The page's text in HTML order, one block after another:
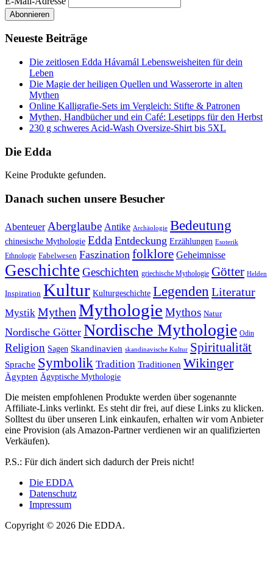
Neueste Beiträge
Die zeitlosen Edda Hávamál Lebensweisheiten für dein
Leben
Die Magie der heiligen Quellen und Wasserorte in alten
Mythen
Online Kalligrafie‑Sets im Vergleich: Stifte & Patronen
Mythen, Handbücher und ein Café: Lesetipps für den Herbst
230 g schweres Acid-Wash Oversize-Shirt bis 5XL
Die Edda
Keine Produkte gefunden.
Danach suchen unsere Besucher
Abenteuer Aberglaube Antike Archäologie Bedeutung
chinesische Mythologie Edda Entdeckung Erzählungen Esoterik
Ethnologie Fabelwesen Faszination folklore Geheimnisse
Geschichte Geschichten griechische Mythologie Götter Helden
Inspiration Kultur Kulturgeschichte Legenden Literatur
Mystik Mythen Mythologie Mythos Natur
Nordische Götter Nordische Mythologie Odin
Religion Sagen Skandinavien skandinavische Kultur Spiritualität
Sprache Symbolik Tradition Traditionen Wikinger
Ägypten Ägyptische Mythologie
Die meisten empfohlenen Produkte werden über sogenannte
Affiliate-Links verlinkt. Es steht dir frei, auf diese Links zu klicken.
Solltest du über unseren Link einkaufen, erhalten wir vom Anbieter
eine Provision (als Amazon-Partner verdienen wir an qualifizierten
Verkäufen).
P.S.: Für dich ändert sich dadurch der Preis nicht!
Die EDDA
Datenschutz
Impressum
Copyright © 2026 Die EDDA.